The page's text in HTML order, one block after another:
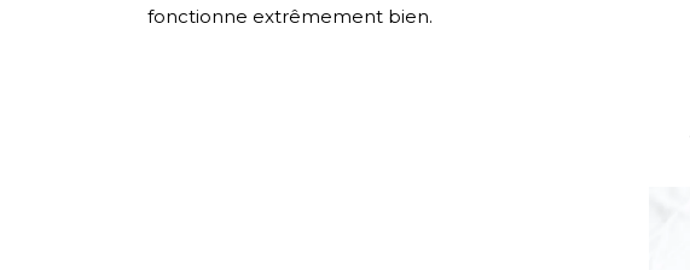
fonctionne extrêmement bien.